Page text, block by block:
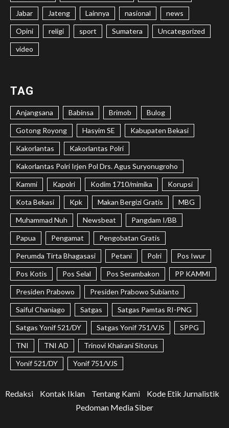
Jabar Jateng Lainnya nasional news
Opini religi sport Sumatera Uncategorized
video
TAG
Anjangsana Babinsa Brimob Bulog
Gotong Royong Hasyim SE Kabupaten Bekasi
Kakorlantas Kakorlantas Polri
Kakorlantas Polri Irjen Pol Drs. Agus Suryonugroho
Kammi Kapolri Kodim 1710/mimika Korupsi
Kota Bekasi Kpk Makan Bergizi Gratis MBG
Muhammad Nuh Newsbeat Pangdam I/BB
Papua Pengamat Pengobatan Gratis
Perumda Tirta Bhagasasi Petani Polri Pos Iwur
Pos Kotis Pos Selal Pos Serambakon PP KAMMI
Presiden Prabowo Presiden Prabowo Subianto
Saiful Chaniago Satgas Satgas Pamtas RI-PNG
Satgas Yonif 521/DY Satgas Yonif 751/VJS SPPG
TNI TNI AD Trinovi Khairani Sitorus
Yonif 521/DY Yonif 751/VJS
Redaksi Kontak Iklan Tentang Kami
Kode Etik Jurnalistik
Pedoman Media Siber